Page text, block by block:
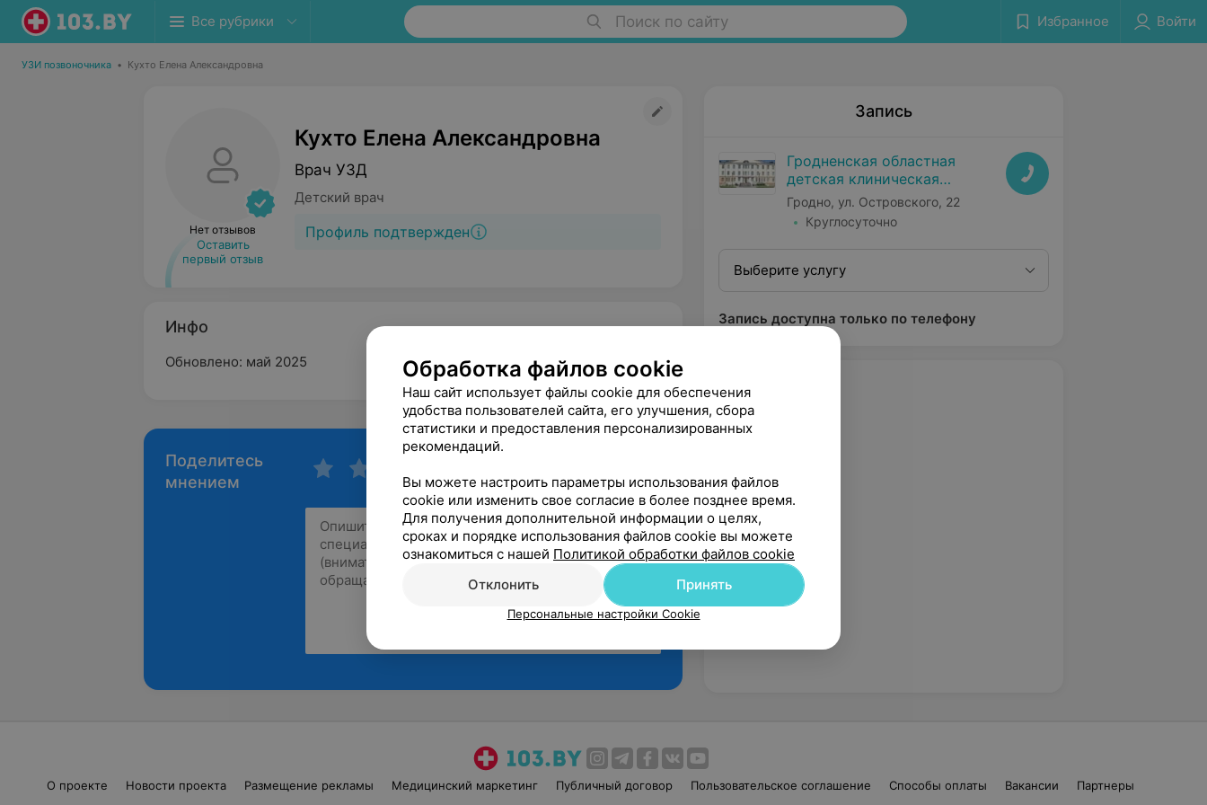
Все рубрики Поиск по сайту Избранное Войти
УЗИ позвоночника • Кухто Елена Александровна
Нет отзывов
Оставить
первый отзыв
Кухто Елена Александровна
Врач УЗД
Детский врач
Профиль подтвержден
Инфо
Обновлено: май 2025
Поделитесь
мнением
Запись
Гродненская областная
детская клиническая
больница
Гродно, ул. Островского, 22
Круглосуточно
Выберите услугу
Запись доступна только по телефону
О проекте Новости проекта Размещение рекламы Медицинский маркетинг Публичный договор Пользовательское соглашение Способы оплаты Вакансии
Партнеры
Обработка файлов cookie
Наш сайт использует файлы cookie для обеспечения
удобства пользователей сайта, его улучшения, сбора
статистики и предоставления персонализированных
рекомендаций.
Вы можете настроить параметры использования файлов
cookie или изменить свое согласие в более позднее время.
Для получения дополнительной информации о целях,
сроках и порядке использования файлов cookie вы можете
ознакомиться с нашей Политикой обработки файлов cookie
Отклонить
Принять
Персональные настройки Cookie